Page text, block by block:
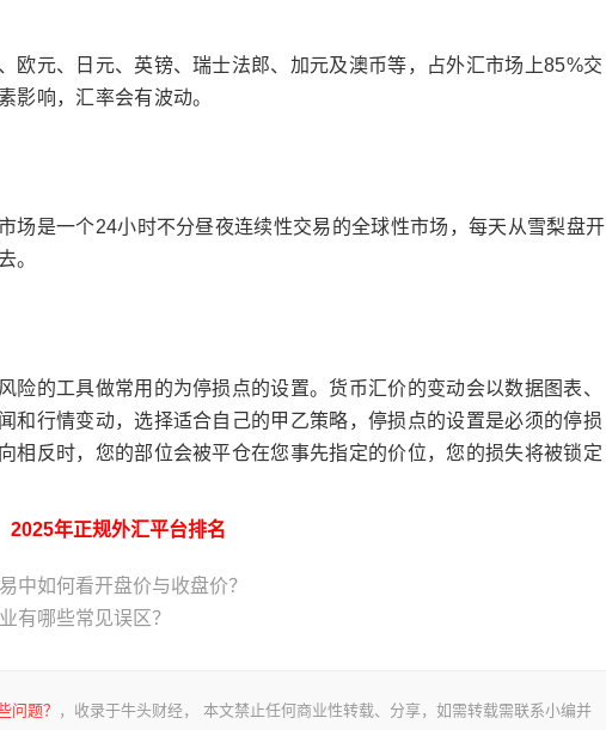
元、日元、英镑、瑞士法郎、加元及澳币等，占外汇市场上85%交
影响，汇率会有波动。
是一个24小时不分昼夜连续性交易的全球性市场，每天从雪梨盘开
。
的工具做常用的为停损点的设置。货币汇价的变动会以数据图表、
和行情变动，选择适合自己的甲乙策略，停损点的设置是必须的停损
相反时，您的部位会被平仓在您事先指定的价位，您的损失将被锁定
2025年正规外汇平台排名
中如何看开盘价与收盘价？
有哪些常见误区？
问题？
，收录于牛头财经， 本文禁止任何商业性转载、分享，如需转载需联系小编并